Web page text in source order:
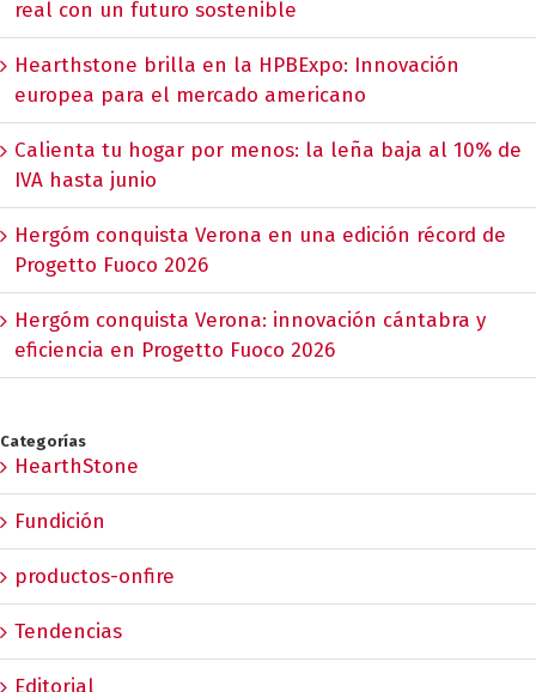
real con un futuro sostenible
Hearthstone brilla en la HPBExpo: Innovación
europea para el mercado americano
Calienta tu hogar por menos: la leña baja al 10% de
IVA hasta junio
Hergóm conquista Verona en una edición récord de
Progetto Fuoco 2026
Hergóm conquista Verona: innovación cántabra y
eficiencia en Progetto Fuoco 2026
Categorías
HearthStone
Fundición
productos-onfire
Tendencias
Editorial